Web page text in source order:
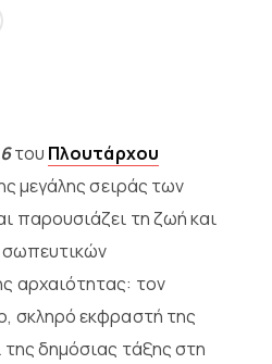
του Πλουτάρχου
μεγάλης σειράς των
παρουσιάζει τη ζωή και
αρχαιότητας: τον
σκληρό εκφραστή της
δημόσιας τάξης στη